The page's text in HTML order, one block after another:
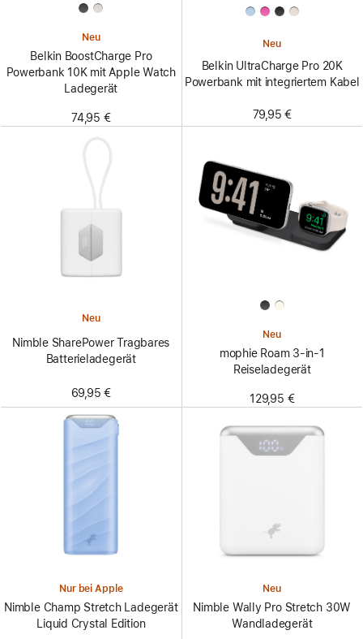
Neu
Belkin BoostCharge Pro
Powerbank 10K mit Apple Watch
Ladegerät
74,95 €
Neu
Belkin UltraCharge Pro 20K
Powerbank mit integriertem Kabel
79,95 €
Neu
Nimble SharePower Tragbares
Batterieladegerät
69,95 €
Neu
mophie Roam 3-in-1
Reiseladegerät
129,95 €
Nur bei Apple
Nimble Champ Stretch Ladegerät
Liquid Crystal Edition
Neu
Nimble Wally Pro Stretch 30W
Wandladegerät